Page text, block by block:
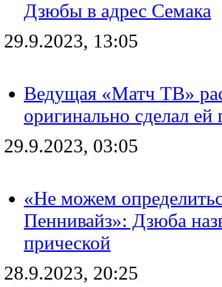
Дзюбы в адрес Семака
29.9.2023, 13:05
Ведущая «Матч ТВ»
оригинально сделал ей
29.9.2023, 03:05
«Не можем
Пеннивайз»: Дзюба
прической
28.9.2023, 20:25